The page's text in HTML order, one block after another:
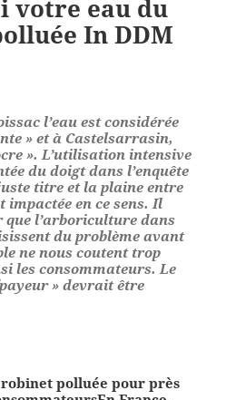
votre eau du
In DDM
l’eau est considérée
» et à Castelsarrasin,
». L’utilisation intensive
du doigt dans l’enquête
titre et la plaine entre
impactée en ce sens. Il
l’arboriculture dans
du problème avant
ne nous coutent trop
les consommateurs. Le
» devrait être